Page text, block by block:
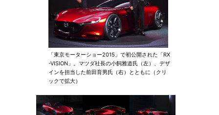
「東京モーターショー2015」で初公開された「RX
-VISION」。マツダ社長の小飼雅道氏（左）、デザ
インを担当した前田育男氏（右）とともに（クリ
ックで拡大）